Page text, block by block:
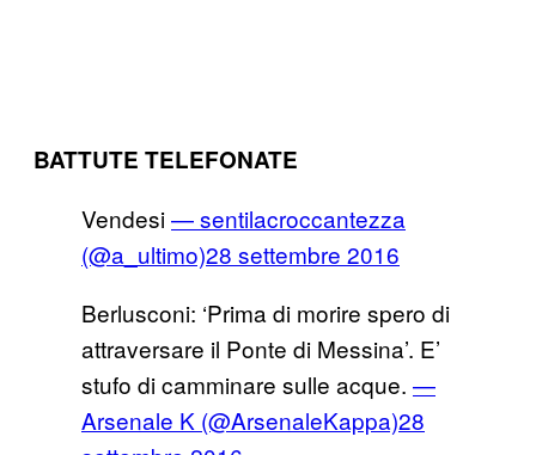
BATTUTE TELEFONATE
Vendesi— sentilacroccantezza
(@a_ultimo)28 settembre 2016
Berlusconi: ‘Prima di morire spero di
attraversare il Ponte di Messina’. E’
stufo di camminare sulle acque. —
Arsenale K (@ArsenaleKappa)28